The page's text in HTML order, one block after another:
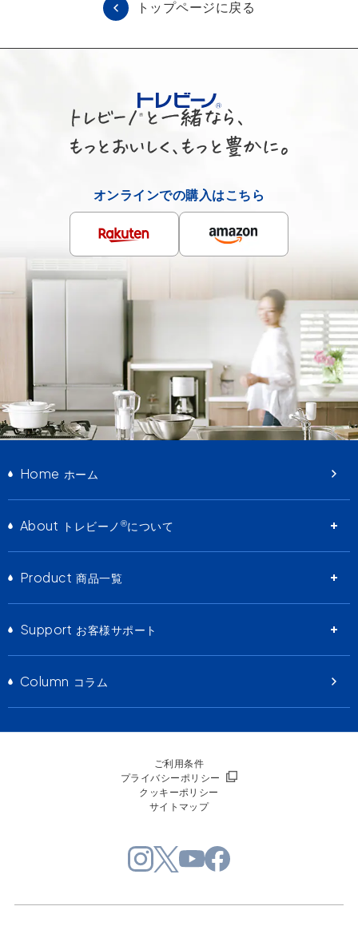
トップページに戻る
オンラインでの購入はこちら
Home ホーム
About トレビーノ ®について
Product 商品一覧
Support お客様サポート
Column コラム
ご利用条件
プライバシーポリシー
クッキーポリシー
サイトマップ